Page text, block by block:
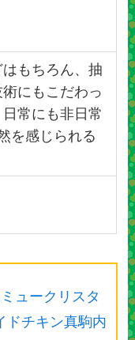
もちろん、抽
にもこだわっ
常にも非日常
を感じられる
ュークリスタ
ドチキン真駒内